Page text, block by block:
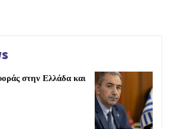
στην Ελλάδα και